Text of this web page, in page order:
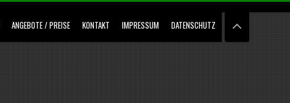
ANGEBOTE / PREISE KONTAKT IMPRESSUM DATENSCHUTZ